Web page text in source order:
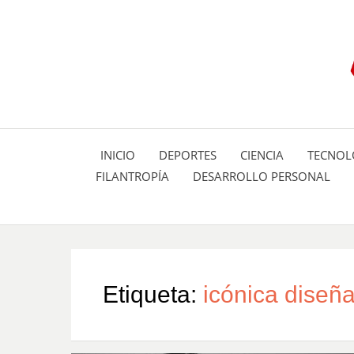
INICIO DEPORTES CIENCIA
FILANTROPÍA
DESARROLLO PERSONAL
Etiqueta: icónica